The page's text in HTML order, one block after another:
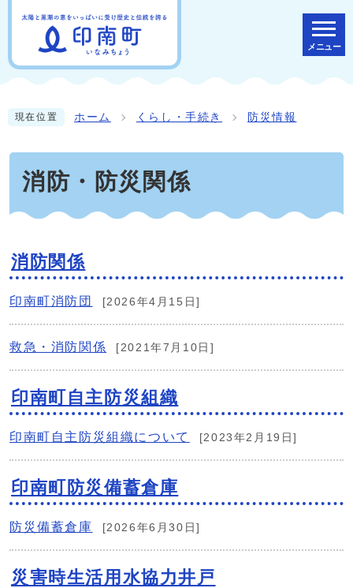
メニュー
現在位置 ホーム くらし・手続き 防災情報
消防・防災関係
消防関係
印南町消防団 [2026年4月15日]
救急・消防関係 [2021年7月10日]
印南町自主防災組織
印南町自主防災組織について [2023年2月19日]
印南町防災備蓄倉庫
防災備蓄倉庫 [2026年6月30日]
災害時生活用水協力井戸